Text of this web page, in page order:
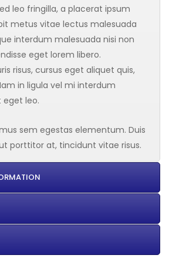
leo fringilla, a placerat ipsum
metus vitae lectus malesuada
interdum malesuada nisi non
eget lorem libero.
risus, cursus eget aliquet quis,
in ligula vel mi interdum
leo.
sem egestas elementum. Duis
porttitor at, tincidunt vitae risus.